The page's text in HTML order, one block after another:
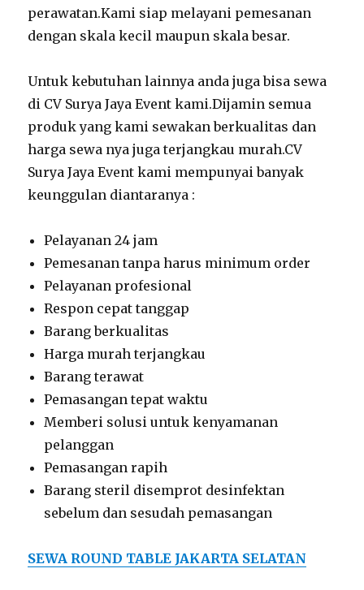
perawatan.Kami siap melayani pemesanan
dengan skala kecil maupun skala besar.
Untuk kebutuhan lainnya anda juga bisa sewa
di CV Surya Jaya Event kami.Dijamin semua
produk yang kami sewakan berkualitas dan
harga sewa nya juga terjangkau murah.CV
Surya Jaya Event kami mempunyai banyak
keunggulan diantaranya :
Pelayanan 24 jam
Pemesanan tanpa harus minimum order
Pelayanan profesional
Respon cepat tanggap
Barang berkualitas
Harga murah terjangkau
Barang terawat
Pemasangan tepat waktu
Memberi solusi untuk kenyamanan
pelanggan
Pemasangan rapih
Barang steril disemprot desinfektan
sebelum dan sesudah pemasangan
SEWA ROUND TABLE JAKARTA SELATAN